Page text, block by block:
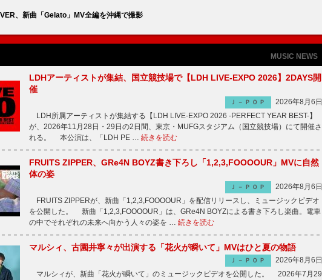
、新曲「Gelato」MV全編を沖縄で撮影
MUSIC NEWS
LDHアーティストが集結、国立競技場で【LDH LIVE-EXPO 2026】2DAYS開
催
Ｊ－ＰＯＰ
2026年8月6日
LDH所属アーティストが集結する【LDH LIVE-EXPO 2026 -PERFECT YEAR BEST-】
が、2026年11月28日・29日の2日間、東京・MUFGスタジアム（国立競技場）にて開催さ
れる。 本公演は、「LDH PE … 続きを読む
FRUITS ZIPPER、GRe4N BOYZ書き下ろし「1,2,3,FOOOOUR」MVに自然
体の姿
Ｊ－ＰＯＰ
2026年8月6日
FRUITS ZIPPERが、新曲「1,2,3,FOOOOUR」を配信リリースし、ミュージックビデオ
を公開した。 新曲「1,2,3,FOOOOUR」は、GRe4N BOYZによる書き下ろし楽曲。電車
の中でそれぞれの未来へ向かう人々の姿を … 続きを読む
マルシィ、古園井寧々が出演する「花火が瞬いて」MVはひと夏の物語
Ｊ－ＰＯＰ
2026年8月6日
マルシィが、新曲「花火が瞬いて」のミュージックビデオを公開した。 2026年7月29